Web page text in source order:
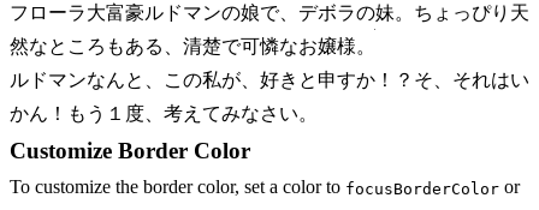
フローラ大富豪ルドマンの娘で、デボラの妹。ちょっぴり天
然なところもある、清楚で可憐なお嬢様。
ルドマンなんと、この私が、好きと申すか！？そ、それはい
かん！もう１度、考えてみなさい。
Customize Border Color
To customize the border color, set a color to focusBorderColor or